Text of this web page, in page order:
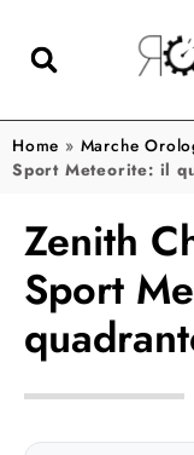
Home » Marche
Sport Meteorite: il
Zenith
Sport